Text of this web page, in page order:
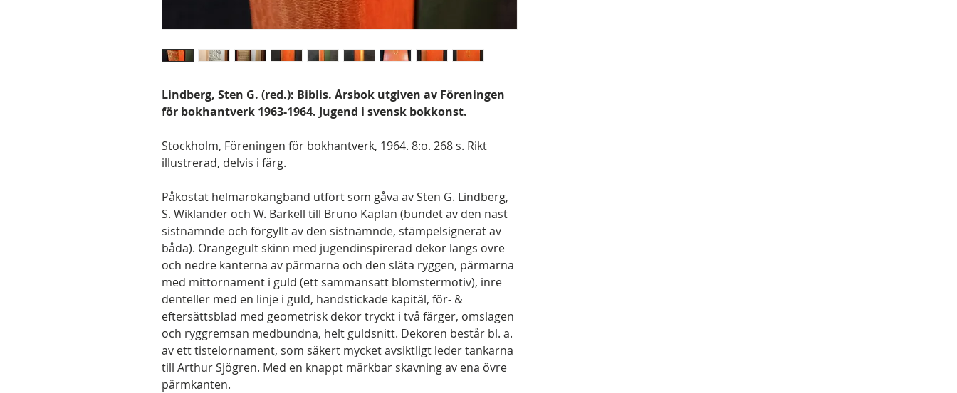
Lindberg, Sten G. (red.): Biblis. Årsbok utgiven av Föreningen
för bokhantverk 1963-1964. Jugend i svensk bokkonst.
Stockholm, Föreningen för bokhantverk, 1964. 8:o. 268 s. Rikt
illustrerad, delvis i färg.
Påkostat helmarokängband utfört som gåva av Sten G. Lindberg,
S. Wiklander och W. Barkell till Bruno Kaplan (bundet av den näst
sistnämnde och förgyllt av den sistnämnde, stämpelsignerat av
båda). Orangegult skinn med jugendinspirerad dekor längs övre
och nedre kanterna av pärmarna och den släta ryggen, pärmarna
med mittornament i guld (ett sammansatt blomstermotiv), inre
denteller med en linje i guld, handstickade kapitäl, för- &
eftersättsblad med geometrisk dekor tryckt i två färger, omslagen
och ryggremsan medbundna, helt guldsnitt. Dekoren består bl. a.
av ett tistelornament, som säkert mycket avsiktligt leder tankarna
till Arthur Sjögren. Med en knappt märkbar skavning av ena övre
pärmkanten.